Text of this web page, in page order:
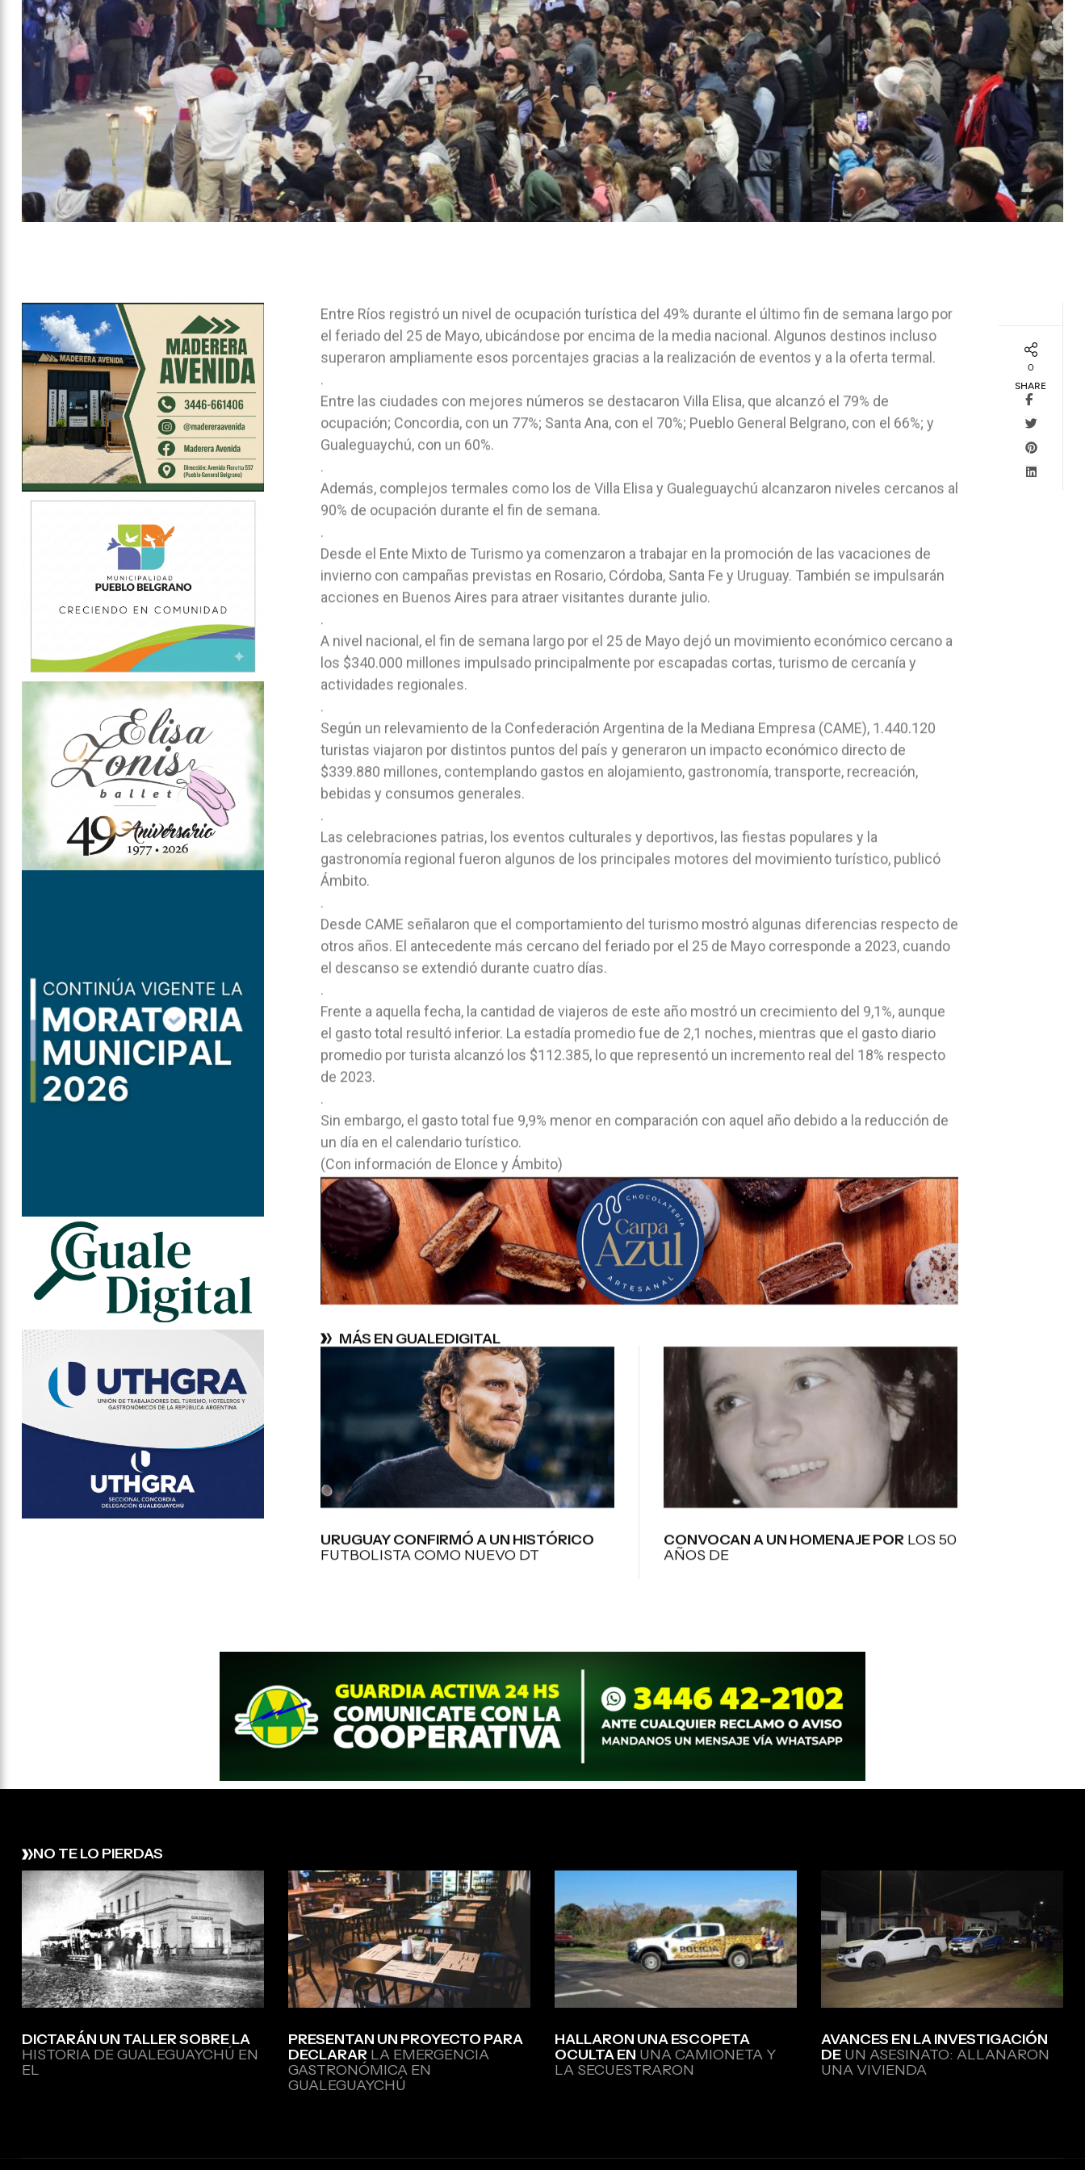
Entre Ríos registró un nivel de ocupación turística del 49% durante el último fin de semana largo por
el feriado del 25 de Mayo, ubicándose por encima de la media nacional. Algunos destinos incluso
superaron ampliamente esos porcentajes gracias a la realización de eventos y a la oferta termal.
.
Entre las ciudades con mejores números se destacaron Villa Elisa, que alcanzó el 79% de
ocupación; Concordia, con un 77%; Santa Ana, con el 70%; Pueblo General Belgrano, con el 66%; y
Gualeguaychú, con un 60%.
.
Además, complejos termales como los de Villa Elisa y Gualeguaychú alcanzaron niveles cercanos al
90% de ocupación durante el fin de semana.
.
Desde el Ente Mixto de Turismo ya comenzaron a trabajar en la promoción de las vacaciones de
invierno con campañas previstas en Rosario, Córdoba, Santa Fe y Uruguay. También se impulsarán
acciones en Buenos Aires para atraer visitantes durante julio.
.
A nivel nacional, el fin de semana largo por el 25 de Mayo dejó un movimiento económico cercano a
los $340.000 millones impulsado principalmente por escapadas cortas, turismo de cercanía y
actividades regionales.
.
Según un relevamiento de la Confederación Argentina de la Mediana Empresa (CAME), 1.440.120
turistas viajaron por distintos puntos del país y generaron un impacto económico directo de
$339.880 millones, contemplando gastos en alojamiento, gastronomía, transporte, recreación,
bebidas y consumos generales.
.
Las celebraciones patrias, los eventos culturales y deportivos, las fiestas populares y la
gastronomía regional fueron algunos de los principales motores del movimiento turístico, publicó
Ámbito.
.
Desde CAME señalaron que el comportamiento del turismo mostró algunas diferencias respecto de
otros años. El antecedente más cercano del feriado por el 25 de Mayo corresponde a 2023, cuando
el descanso se extendió durante cuatro días.
.
Frente a aquella fecha, la cantidad de viajeros de este año mostró un crecimiento del 9,1%, aunque
el gasto total resultó inferior. La estadía promedio fue de 2,1 noches, mientras que el gasto diario
promedio por turista alcanzó los $112.385, lo que representó un incremento real del 18% respecto
de 2023.
.
Sin embargo, el gasto total fue 9,9% menor en comparación con aquel año debido a la reducción de
un día en el calendario turístico.
(Con información de Elonce y Ámbito)
MÁS EN GUALEDIGITAL
URUGUAY CONFIRMÓ A UN HISTÓRICO
FUTBOLISTA COMO NUEVO DT
CONVOCAN A UN HOMENAJE POR LOS 50
AÑOS DE
0
SHARE
NO TE LO PIERDAS
DICTARÁN UN TALLER SOBRE LA
HISTORIA DE GUALEGUAYCHÚ EN
EL
PRESENTAN UN PROYECTO PARA
DECLARAR LA EMERGENCIA
GASTRONÓMICA EN
GUALEGUAYCHÚ
HALLARON UNA ESCOPETA
OCULTA EN UNA CAMIONETA Y
LA SECUESTRARON
AVANCES EN LA INVESTIGACIÓN
DE UN ASESINATO: ALLANARON
UNA VIVIENDA